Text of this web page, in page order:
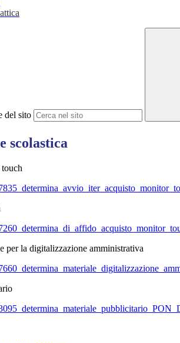
del sito
scolastica
per la digitalizzazione amministrativa